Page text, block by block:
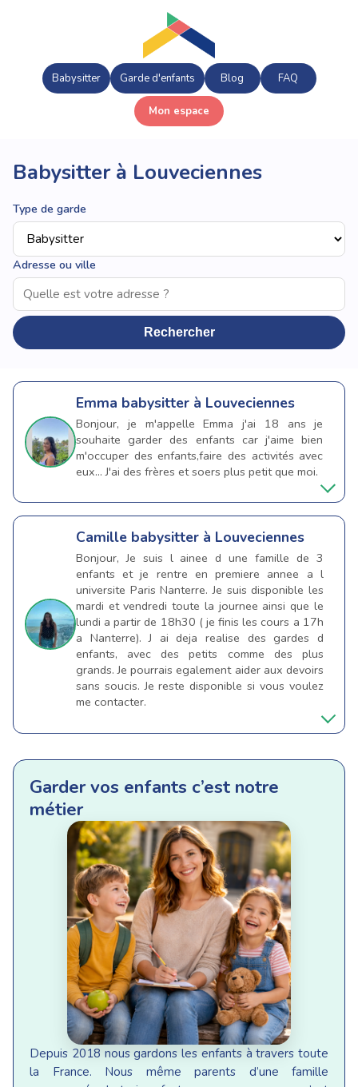
Babysitter Garde d'enfants Blog FAQ
Mon espace
Babysitter à Louveciennes
Type de garde
Adresse ou ville
Rechercher
Emma babysitter à Louveciennes
Bonjour, je m'appelle Emma j'ai 18 ans je
souhaite garder des enfants car j'aime bien
m'occuper des enfants,faire des activités avec
eux... J'ai des frères et soers plus petit que moi.
Camille babysitter à Louveciennes
Bonjour, Je suis l ainee d une famille de 3
enfants et je rentre en premiere annee a l
universite Paris Nanterre. Je suis disponible les
mardi et vendredi toute la journee ainsi que le
lundi a partir de 18h30 ( je finis les cours a 17h
a Nanterre). J ai deja realise des gardes d
enfants, avec des petits comme des plus
grands. Je pourrais egalement aider aux devoirs
sans soucis. Je reste disponible si vous voulez
me contacter.
Garder vos enfants c’est notre
métier
Depuis 2018 nous gardons les enfants à travers toute
la France. Nous même parents d’une famille